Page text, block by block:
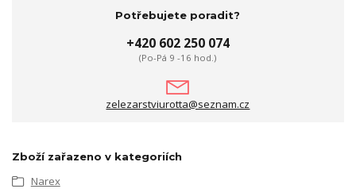
Potřebujete poradit?
+420 602 250 074
(Po-Pá 9 -16 hod.)
zelezarstviurotta@seznam.cz
Zboží zařazeno v kategoriích
Narex